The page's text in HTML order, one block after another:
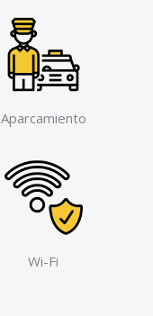
Aparcamiento
Wi-Fi